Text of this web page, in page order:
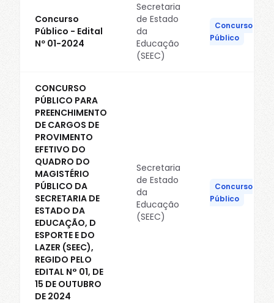
Concurso
Público - Edital
Nº 01-2024
Secretaria
de Estado
da
Educação
(SEEC)
Concurso
Público
CONCURSO
PÚBLICO PARA
PREENCHIMENTO
DE CARGOS DE
PROVIMENTO
EFETIVO DO
QUADRO DO
MAGISTÉRIO
PÚBLICO DA
SECRETARIA DE
ESTADO DA
EDUCAÇÃO, D
ESPORTE E DO
LAZER (SEEC),
REGIDO PELO
EDITAL N° 01, DE
15 DE OUTUBRO
DE 2024
Secretaria
de Estado
da
Educação
(SEEC)
Concurso
Público